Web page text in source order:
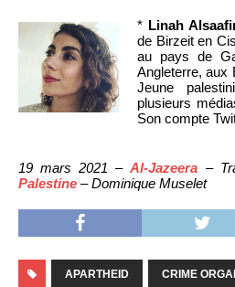
* Linah
de Birzeit en
au pays de
Angleterre, aux
Jeune
plusieurs
Son compte
19 mars 2021 –Al-Jazeera –
Palestine – Dominique Muselet
APARTHEID CRIME